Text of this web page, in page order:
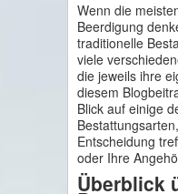
Wenn die
Beerdigung
traditionelle
viele
die jeweils ihre
diesem
Blick auf einige
Entscheidung
oder Ihre
Überblick